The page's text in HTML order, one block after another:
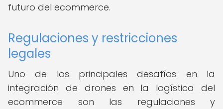
futuro del ecommerce.
Regulaciones y restricciones
legales
Uno de los principales desafíos en la
integración de drones en la logística del
ecommerce son las regulaciones y